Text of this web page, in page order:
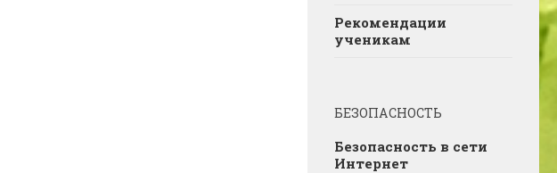
Рекомендации
ученикам
БЕЗОПАСНОСТЬ
Безопасность в сети
Интернет